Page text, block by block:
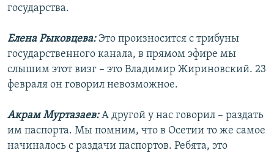
государства.
Елена Рыковцева:Это произносится с трибуны
государственного канала, в прямом эфире мы
слышим этот визг – это Владимир Жириновский. 23
февраля он говорил невозможное.
Акрам Муртазаев:А другой у нас говорил – раздать
им паспорта. Мы помним, что в Осетии то же самое
начиналось с раздачи паспортов. Ребята, это